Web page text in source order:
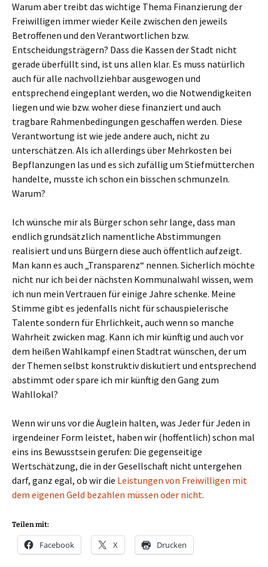
Warum aber treibt das wichtige Thema Finanzierung der
Freiwilligen immer wieder Keile zwischen den jeweils
Betroffenen und den Verantwortlichen bzw.
Entscheidungsträgern? Dass die Kassen der Stadt nicht
gerade überfüllt sind, ist uns allen klar. Es muss natürlich
auch für alle nachvollziehbar ausgewogen und
entsprechend eingeplant werden, wo die Notwendigkeiten
liegen und wie bzw. woher diese finanziert und auch
tragbare Rahmenbedingungen geschaffen werden. Diese
Verantwortung ist wie jede andere auch, nicht zu
unterschätzen. Als ich allerdings über Mehrkosten bei
Bepflanzungen las und es sich zufällig um Stiefmütterchen
handelte, musste ich schon ein bisschen schmunzeln.
Warum?
Ich wünsche mir als Bürger schon sehr lange, dass man
endlich grundsätzlich namentliche Abstimmungen
realisiert und uns Bürgern diese auch öffentlich aufzeigt.
Man kann es auch „Transparenz“ nennen. Sicherlich möchte
nicht nur ich bei der nächsten Kommunalwahl wissen, wem
ich nun mein Vertrauen für einige Jahre schenke. Meine
Stimme gibt es jedenfalls nicht für schauspielerische
Talente sondern für Ehrlichkeit, auch wenn so manche
Wahrheit zwicken mag. Kann ich mir künftig und auch vor
dem heißen Wahlkampf einen Stadtrat wünschen, der um
der Themen selbst konstruktiv diskutiert und entsprechend
abstimmt oder spare ich mir künftig den Gang zum
Wahllokal?
Wenn wir uns vor die Äuglein halten, was Jeder für Jeden in
irgendeiner Form leistet, haben wir (hoffentlich) schon mal
eins ins Bewusstsein gerufen: Die gegenseitige
Wertschätzung, die in der Gesellschaft nicht untergehen
darf, ganz egal, ob wir die Leistungen von Freiwilligen mit
dem eigenen Geld bezahlen müssen oder nicht.
Teilen mit:
Facebook X Drucken